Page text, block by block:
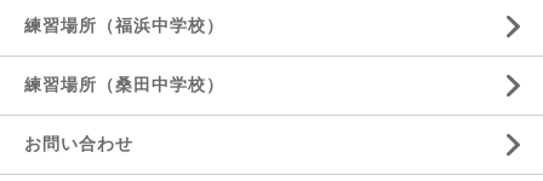
練習場所（福浜中学校）
練習場所（桑田中学校）
お問い合わせ